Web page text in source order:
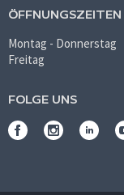
ÖFFNUNGSZEITEN
Montag - Donnerstag
Freitag
FOLGE UNS